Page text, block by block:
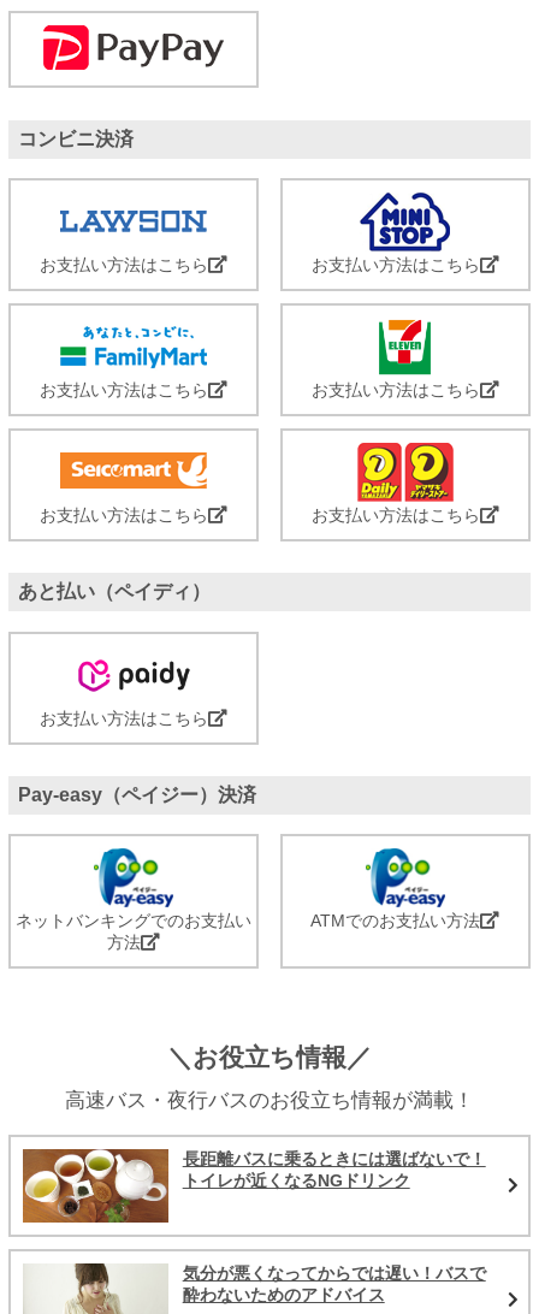
コンビニ決済
お支払い方法はこちら お支払い方法はこちら
お支払い方法はこちら お支払い方法はこちら
お支払い方法はこちら お支払い方法はこちら
あと払い（ペイディ）
お支払い方法はこちら
Pay-easy（ペイジー）決済
ネットバンキングでのお支払い
方法
ATMでのお支払い方法
＼お役立ち情報／
高速バス・夜行バスのお役立ち情報が満載！
長距離バスに乗るときには選ばないで！
トイレが近くなるNGドリンク
気分が悪くなってからでは遅い！バスで
酔わないためのアドバイス